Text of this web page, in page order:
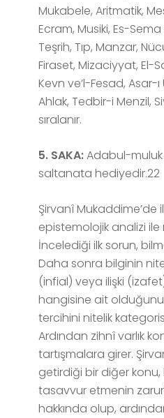
Mukabele, Aritmatik,
Ecram, Musiki, Es-
Teşrih, Tıp, Manzar,
Firaset, Mizaciyyat, El-
Kevn ve’l-Fesad, Asar-
Ahlak, Tedbir-i Menzil,
sıralanır.
5. SAKA:Adabul-muluk
saltanata hediyedir.22
Şirvanî Mukaddime’de
epistemolojik analizi ile
İncelediği ilk sorun,
Daha sonra bilginin
(infial) veya ilişki
hangisine ait
tercihini nitelik
Ardından zihnî varlık
tartışmalara girer.
getirdiği bir diğer
tasavvur etmenin
hakkında olup,